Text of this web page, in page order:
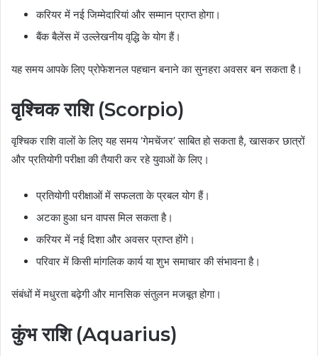
करियर में नई जिम्मेदारियां और सम्मान प्राप्त होगा।
बैंक बैलेंस में उल्लेखनीय वृद्धि के योग हैं।
यह समय आपके लिए प्रोफेशनल पहचान बनाने का सुनहरा अवसर बन सकता है।
वृश्चिक राशि (Scorpio)
वृश्चिक राशि वालों के लिए यह समय ‘गेमचेंजर’ साबित हो सकता है, खासकर छात्रों
और प्रतियोगी परीक्षा की तैयारी कर रहे युवाओं के लिए।
प्रतियोगी परीक्षाओं में सफलता के प्रबल योग हैं।
अटका हुआ धन वापस मिल सकता है।
करियर में नई दिशा और अवसर प्राप्त होंगे।
परिवार में किसी मांगलिक कार्य या शुभ समाचार की संभावना है।
संबंधों में मधुरता बढ़ेगी और मानसिक संतुलन मजबूत होगा।
कुंभ राशि (Aquarius)